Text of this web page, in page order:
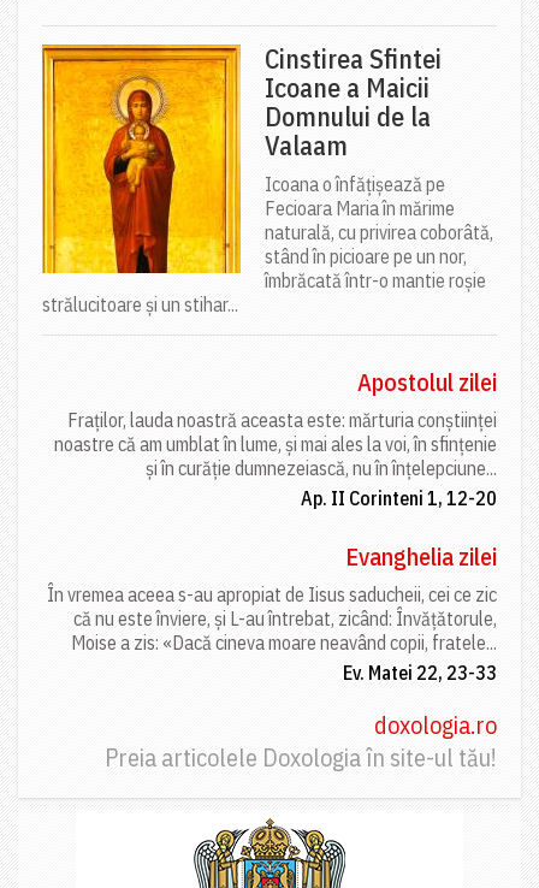
Cinstirea Sfintei
Icoane a Maicii
Domnului de la
Valaam
Icoana o înfățișează pe
Fecioara Maria în mărime
naturală, cu privirea coborâtă,
stând în picioare pe un nor,
îmbrăcată într-o mantie roșie
strălucitoare și un stihar...
Apostolul zilei
Fraților, lauda noastră aceasta este: mărturia conștiinței
noastre că am umblat în lume, și mai ales la voi, în sfințenie
și în curăție dumnezeiască, nu în înțelepciune...
Ap. II Corinteni 1, 12-20
Evanghelia zilei
În vremea aceea s-au apropiat de Iisus saducheii, cei ce zic
că nu este înviere, și L-au întrebat, zicând: Învățătorule,
Moise a zis: «Dacă cineva moare neavând copii, fratele...
Ev. Matei 22, 23-33
doxologia.ro
Preia articolele Doxologia în site-ul tău!